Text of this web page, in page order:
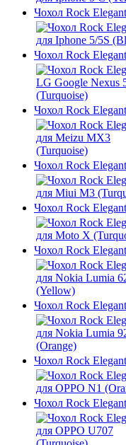
Чохол Rock
Чохол Rock
Чохол Rock
Чохол Rock
Чохол Rock
Чохол Rock
Чохол Rock
Чохол Rock
Чохол Rock